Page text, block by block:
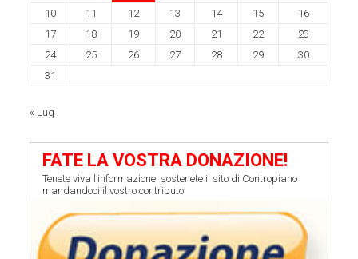
10
11 12 13 14 15
16
17
18 19 20 21 22
23
24
25 26 27 28 29
30
31
« Lug
FATE LA VOSTRA DONAZIONE!
Tenete viva l’informazione: sostenete il sito di Contropiano
mandandoci il vostro contributo!